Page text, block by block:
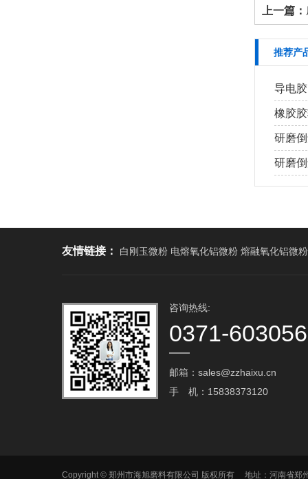
上一篇：
推荐产
导电
橡胶
研磨
研磨
友情链接： 白刚玉微粉 电熔氧化铝微粉 熔融氧化铝微粉
咨询热线:
0371-
邮箱：sales@zzhaixu.cn
手 机：15838373120
Copyright © 郑州市海旭磨料有限公司 版权所有 地址：河南省